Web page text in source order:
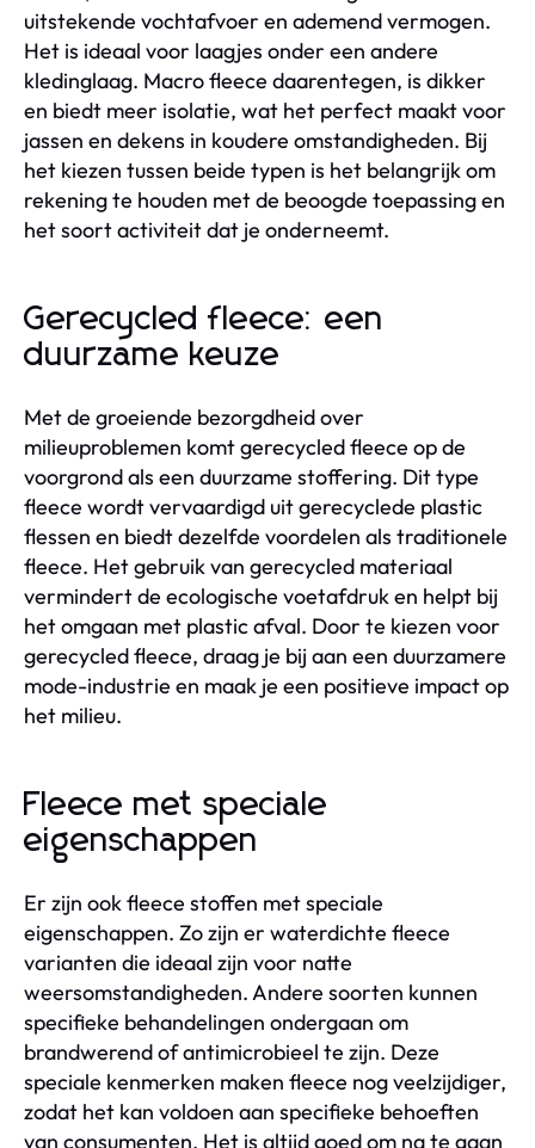
uitstekende vochtafvoer en ademend vermogen.
Het is ideaal voor laagjes onder een andere
kledinglaag. Macro fleece daarentegen, is dikker
en biedt meer isolatie, wat het perfect maakt voor
jassen en dekens in koudere omstandigheden. Bij
het kiezen tussen beide typen is het belangrijk om
rekening te houden met de beoogde toepassing en
het soort activiteit dat je onderneemt.
Gerecycled fleece: een
duurzame keuze
Met de groeiende bezorgdheid over
milieuproblemen komt gerecycled fleece op de
voorgrond als een duurzame stoffering. Dit type
fleece wordt vervaardigd uit gerecyclede plastic
flessen en biedt dezelfde voordelen als traditionele
fleece. Het gebruik van gerecycled materiaal
vermindert de ecologische voetafdruk en helpt bij
het omgaan met plastic afval. Door te kiezen voor
gerecycled fleece, draag je bij aan een duurzamere
mode-industrie en maak je een positieve impact op
het milieu.
Fleece met speciale
eigenschappen
Er zijn ook fleece stoffen met speciale
eigenschappen. Zo zijn er waterdichte fleece
varianten die ideaal zijn voor natte
weersomstandigheden. Andere soorten kunnen
specifieke behandelingen ondergaan om
brandwerend of antimicrobieel te zijn. Deze
speciale kenmerken maken fleece nog veelzijdiger,
zodat het kan voldoen aan specifieke behoeften
van consumenten. Het is altijd goed om na te gaan